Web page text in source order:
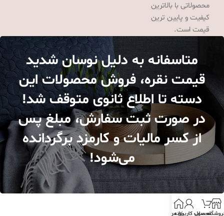
محصولاتی با بالاترین
کیفیت و پایین ترین
قیمت است.
متاسفانه به دلیل نوسان شدید
قیمت نقره، فروش محصولات این
دسته تا اطلاع ثانوی متوقف شد!
در صورت ثبت سفارش، مبلغ پس
از کسر مالیات و کارمزد برگردانده
می‌شود!
محصول
حساب کاربری من
خانه